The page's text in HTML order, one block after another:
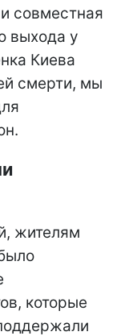
совместная
выхода у
Киева
смерти, мы
жителям
которые